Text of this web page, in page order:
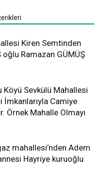
Kiren Semtinden
oğlu Ramazan GÜMÜŞ
Köyü Sevkülü Mahallesi
İmkanlarıyla Camiye
Örnek Mahalle Olmayı
mahallesi’nden Adem
Hayriye kuruoğlu